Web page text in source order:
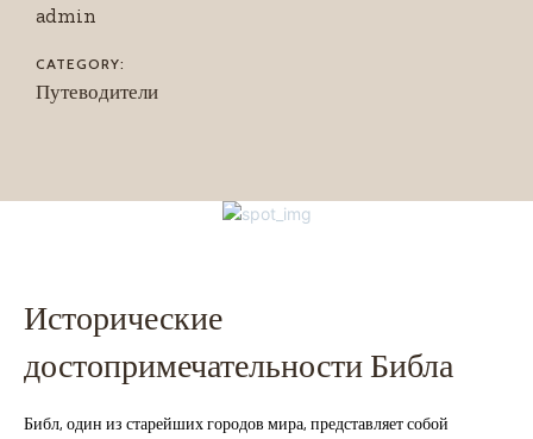
admin
CATEGORY:
Путеводители
Исторические
достопримечательности Библа
Библ, один из старейших городов мира, представляет собой